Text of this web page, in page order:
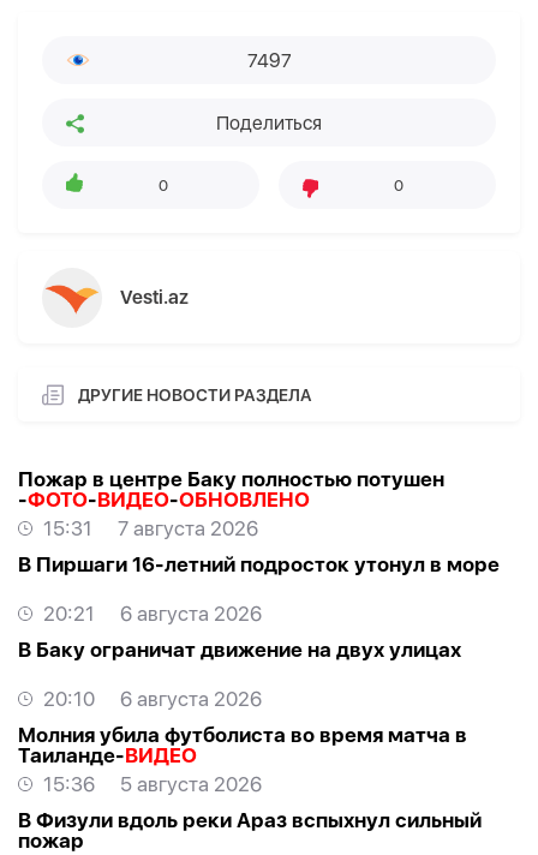
7497
Поделиться
0 0
Vesti.az
ДРУГИЕ НОВОСТИ РАЗДЕЛА
Пожар в центре Баку полностью потушен
-ФОТО-ВИДЕО-ОБНОВЛЕНО
15:31
7 августа 2026
В Пиршаги 16-летний подросток утонул в море
20:21
6 августа 2026
В Баку ограничат движение на двух улицах
20:10
6 августа 2026
Молния убила футболиста во время матча в
Таиланде-ВИДЕО
15:36
5 августа 2026
В Физули вдоль реки Араз вспыхнул сильный
пожар